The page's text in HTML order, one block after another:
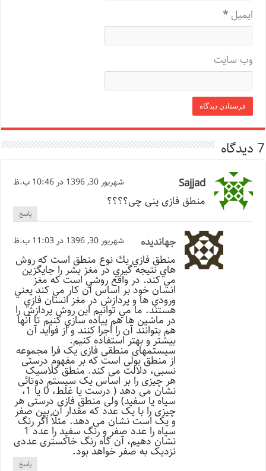
ایمیل*
وب‌ سایت
7 دیدگاه
Sajjad شهریور 30, 1396 در 10:46 ب.ظ
منطق فازی ینی چی؟؟؟؟
پاسخ
جهاندیده شهریور 30, 1396 در 11:03 ب.ظ
منطق فازي يك نوع منطق است كه روش
هاي نتيجه گيري در مغز بشر را جايگزين
مي كند. در واقع روشي است كه مغز
انسان خود بر اساس آن كار مي كند يعني
ورودي ها و پردازش در مغز انسان فازي
هستند. ما مي توانيم اين روش پردازش را
در ماشين ها هم پياده سازي كنيم تا آنها
هم بتوانند آن را اجرا كنند و از فوايد آن
بيشتر و بهتر استفاده كنيم.
سیستمهای منطقی فازی یک فرا مجموعه
از منطق بولی است که بر مفهوم درستی
نسبی، دلالت می کند. منطق کلاسیک
هر چیزی را بر اساس یک سیستم دوتائی
نشان می دهد ( درست یا غلط، 0 یا 1،
سیاه یا سفید) ولی منطق فازی درستی هر
چیزی را با یک عدد که مقدار آن بین صفر
و یک است نشان می دهد. مثلاً اگر رنگ
سیاه را عدد صفر و رنگ سفید را عدد 1
نشان دهیم، آن گاه رنگ خاکستری عددی
نزدیک به صفر خواهد بود.
پاسخ